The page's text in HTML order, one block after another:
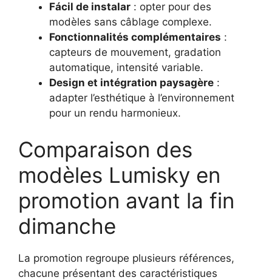
Fácil de instalar : opter pour des
modèles sans câblage complexe.
Fonctionnalités complémentaires :
capteurs de mouvement, gradation
automatique, intensité variable.
Design et intégration paysagère :
adapter l’esthétique à l’environnement
pour un rendu harmonieux.
Comparaison des
modèles Lumisky en
promotion avant la fin
dimanche
La promotion regroupe plusieurs références,
chacune présentant des caractéristiques